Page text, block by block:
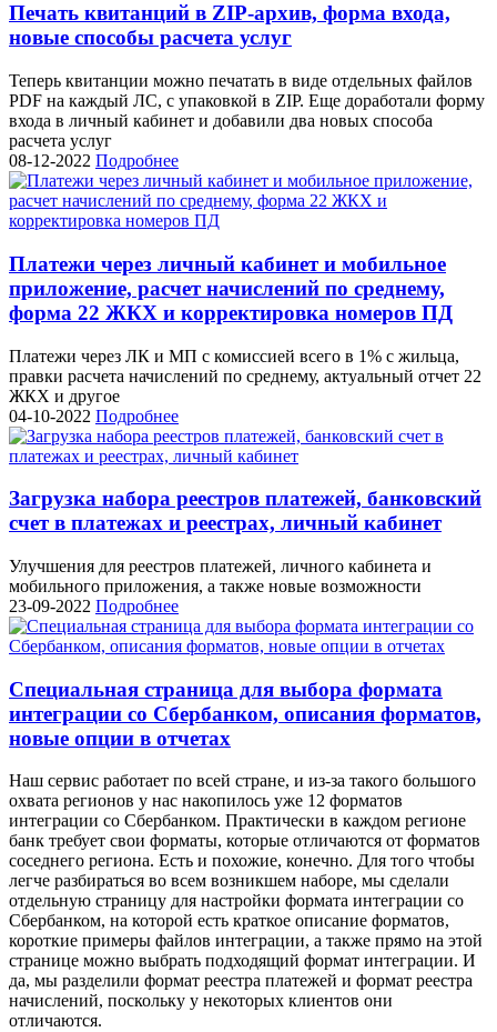
Печать квитанций в ZIP-архив, форма входа,
новые способы расчета услуг
Теперь квитанции можно печатать в виде отдельных файлов
PDF на каждый ЛС, с упаковкой в ZIP. Еще доработали форму
входа в личный кабинет и добавили два новых способа
расчета услуг
08-12-2022 Подробнее
Платежи через личный кабинет и мобильное
приложение, расчет начислений по среднему,
форма 22 ЖКХ и корректировка номеров ПД
Платежи через ЛК и МП с комиссией всего в 1% с жильца,
правки расчета начислений по среднему, актуальный отчет 22
ЖКХ и другое
04-10-2022 Подробнее
Загрузка набора реестров платежей, банковский
счет в платежах и реестрах, личный кабинет
Улучшения для реестров платежей, личного кабинета и
мобильного приложения, а также новые возможности
23-09-2022 Подробнее
Специальная страница для выбора формата
интеграции со Сбербанком, описания форматов,
новые опции в отчетах
Наш сервис работает по всей стране, и из-за такого большого
охвата регионов у нас накопилось уже 12 форматов
интеграции со Сбербанком. Практически в каждом регионе
банк требует свои форматы, которые отличаются от форматов
соседнего региона. Есть и похожие, конечно. Для того чтобы
легче разбираться во всем возникшем наборе, мы сделали
отдельную страницу для настройки формата интеграции со
Сбербанком, на которой есть краткое описание форматов,
короткие примеры файлов интеграции, а также прямо на этой
странице можно выбрать подходящий формат интеграции. И
да, мы разделили формат реестра платежей и формат реестра
начислений, поскольку у некоторых клиентов они
отличаются.